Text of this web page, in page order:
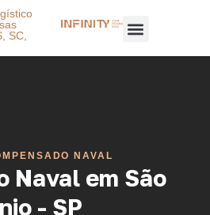
SC,
NAVAL
Naval em São
- SP